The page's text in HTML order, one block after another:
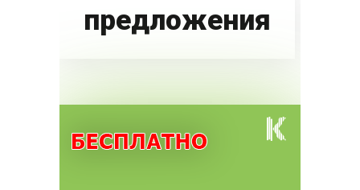
предложения